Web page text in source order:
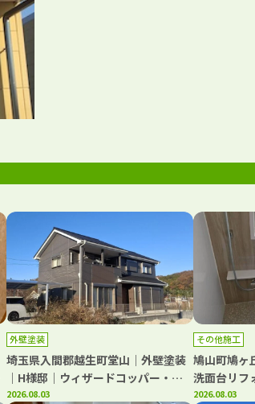
外壁塗装
埼玉県入間郡越生町堂山｜外壁塗装
｜H様邸｜ウィザードコッパー・ア
イアンバーグ仕上げ
2026.08.03
その他施工
鳩山町鳩ヶ
洗面台リフ
ム｜内装工
2026.08.03